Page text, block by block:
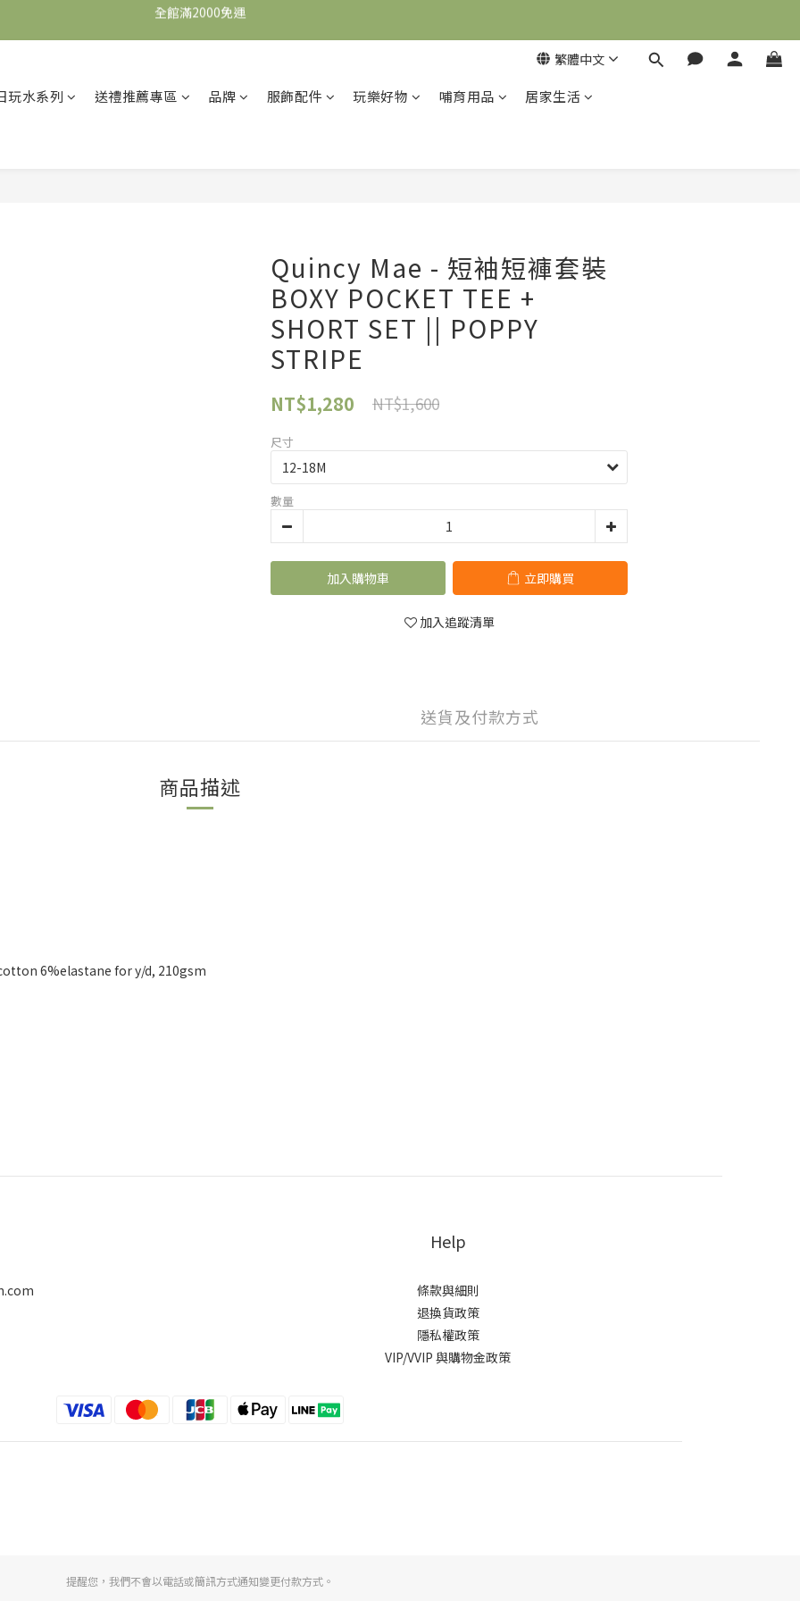
全館滿2000免運
加入會員，即可獲得$100購物金，可立即於首購使用。
繁體中文
玩水系列 送禮推薦專區 品牌 服飾配件 玩樂好物 哺育用品 居家生活
Quincy Mae - 短袖短褲套裝
BOXY POCKET TEE +
SHORT SET || POPPY
STRIPE
NT$1,280 NT$1,600
尺寸
數量
加入購物車 立即購買
加入追蹤清單
送貨及付款方式
商品描述
6%elastane for y/d, 210gsm
Help
條款與細則
退換貨政策
隱私權政策
VIP/VVIP 與購物金政策
提醒您，我們不會以電話或簡訊方式通知變更付款方式。